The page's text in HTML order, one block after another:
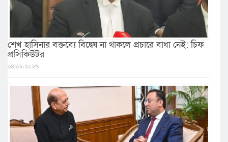
শেখ হাসিনার বক্তব্যে বিদ্বেষ না থাকলে প্রচারে বাধা নেই: চিফ
প্রসিকিউটর
০৪/০৮/২০২৬